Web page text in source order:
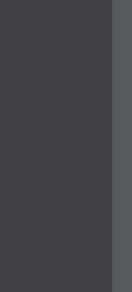
peu plus
pecheur
cuisine
Détails
Très beau
Détails